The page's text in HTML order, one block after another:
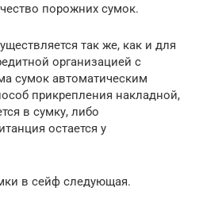
порожних сумок.
так же, как и для
организацией с
сумок автоматическим
прикрепления накладной,
в сумку, либо
остается у
в сейф следующая.